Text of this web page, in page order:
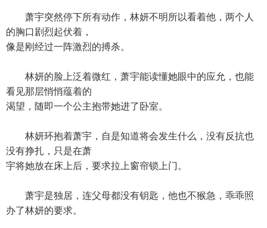
萧宇突然停下所有动作，林妍不明所以看着他，两个人
的胸口剧烈起伏着，
像是刚经过一阵激烈的搏杀。
林妍的脸上泛着微红，萧宇能读懂她眼中的应允，也能
看见那层悄悄蕴着的
渴望，随即一个公主抱带她进了卧室。
林妍环抱着萧宇，自是知道将会发生什么，没有反抗也
没有挣扎，只是在萧
宇将她放在床上后，要求拉上窗帘锁上门。
萧宇是独居，连父母都没有钥匙，他也不猴急，乖乖照
办了林妍的要求。